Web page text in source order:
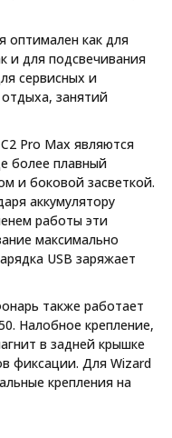
как для
и для подсвечивания
сервисных и
занятий
Pro Max являются
более плавный
и боковой засветкой.
аккумулятору
работы эти
максимально
USB заряжает
также работает
Налобное крепление,
в задней крышке
фиксации. Для Wizard
крепления на